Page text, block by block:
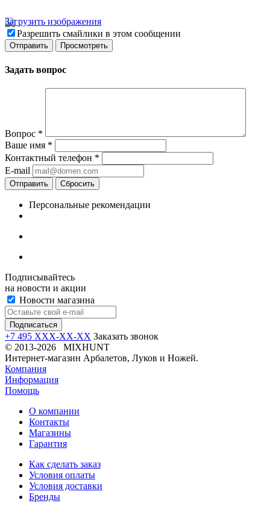
Загрузить изображения
Разрешить смайлики в этом сообщении
Задать вопрос
Вопрос *
Ваше имя *
Контактный телефон *
E-mail
Отправить Сбросить
Персональные рекомендации
Подписывайтесь
на новости и акции
Новости магазина
+7 495 XXX-XX-XX Заказать звонок
© 2013-2026 MIXHUNT
Интернет-магазин Арбалетов, Луков и Ножей.
Компания
Информация
Помощь
О компании
Контакты
Магазины
Гарантия
Как сделать заказ
Условия оплаты
Условия доставки
Бренды